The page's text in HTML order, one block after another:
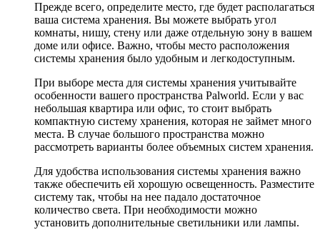
Прежде всего, определите место, где будет располагаться
ваша система хранения. Вы можете выбрать угол
комнаты, нишу, стену или даже отдельную зону в вашем
доме или офисе. Важно, чтобы место расположения
системы хранения было удобным и легкодоступным.
При выборе места для системы хранения учитывайте
особенности вашего пространства Palworld. Если у вас
небольшая квартира или офис, то стоит выбрать
компактную систему хранения, которая не займет много
места. В случае большого пространства можно
рассмотреть варианты более объемных систем хранения.
Для удобства использования системы хранения важно
также обеспечить ей хорошую освещенность. Разместите
систему так, чтобы на нее падало достаточное
количество света. При необходимости можно
установить дополнительные светильники или лампы.